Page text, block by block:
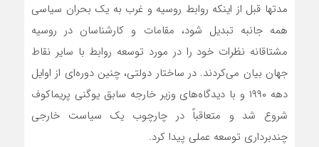
مدتها قبل از اینکه روابط روسیه و غرب به یک بحران سیاسی
همه جانبه تبدیل شود، مقامات و کارشناسان در روسیه
مشتاقانه نظرات خود را در مورد توسعه روابط با سایر نقاط
جهان بیان‌ می‌کردند. در ساختار دولتی، چنین دوره‌ای از اوایل
دهه ۱۹۹۰ و با دیدگاه‌های وزیر خارجه سابق یوگنی پریماکوف
شروع شد و متعاقباً در چارچوب یک سیاست خارجی
چندبرداری توسعه عملی پیدا کرد.